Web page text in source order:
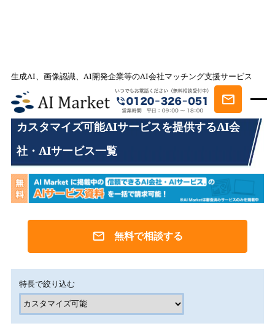
生成AI、画像認識、AI開発企業等のAI会社マッチング支援サービス
AI会社とのマッチングは AI Market
カスタマイズ可能AIサービスを提供するAI会社・AIサービス一覧
カスタマイズ可能AIサービスを提供するAI会
社・AIサービス一覧
無料で相談する
特長で絞り込む